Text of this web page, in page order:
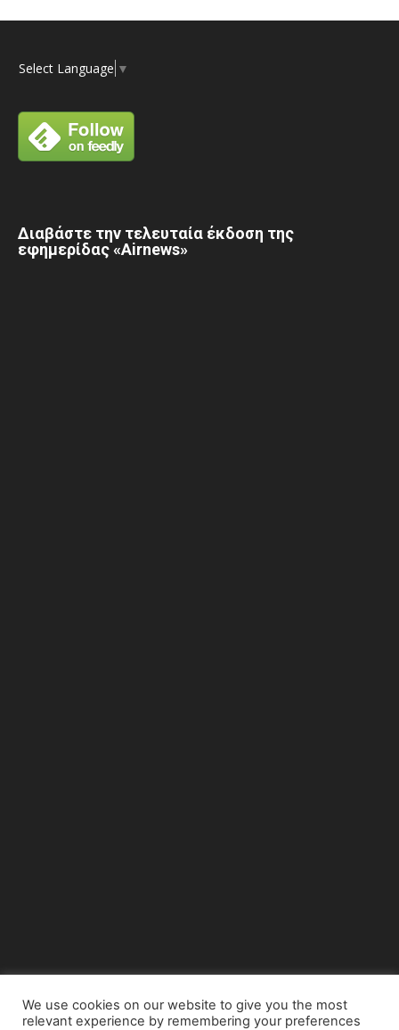
Select Language ▼
Διαβάστε την τελευταία έκδοση της
εφημερίδας «Airnews»
We use cookies on our website to give you the most
relevant experience by remembering your preferences